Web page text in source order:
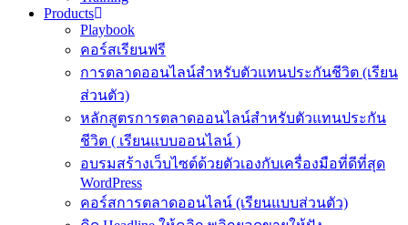
Products
Playbook
คอร์สเรียนฟรี
การตลาดออนไลน์สำหรับตัวแทนประกันชีวิต (เรียน
ส่วนตัว)
หลักสูตรการตลาดออนไลน์สำหรับตัวแทนประกัน
ชีวิต ( เรียนแบบออนไลน์ )
อบรมสร้างเว็บไซต์ด้วยตัวเองกับเครื่องมือที่ดีที่สุด
WordPress
คอร์สการตลาดออนไลน์ (เรียนแบบส่วนตัว)